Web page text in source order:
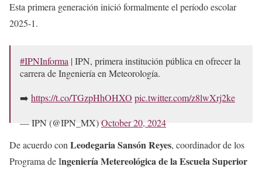
Esta primera generación inició formalmente el período escolar
2025-1.
#IPNInforma | IPN, primera institución pública en ofrecer la
carrera de Ingeniería en Meteorología.
➡️ https://t.co/TGzpHhOHXO pic.twitter.com/z8lwXrj2ke
— IPN (@IPN_MX)October 20, 2024
De acuerdo con Leodegaria Sansón Reyes, coordinador de los
Programa de Ingeniería Metereológica de la Escuela Superior